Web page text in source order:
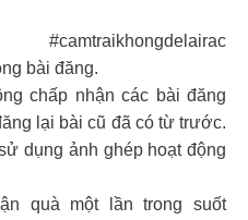
bài đăng.
chấp nhận các bài đăng
lại bài cũ đã có từ trước.
dụng ảnh ghép hoạt động
quà một lần trong suốt